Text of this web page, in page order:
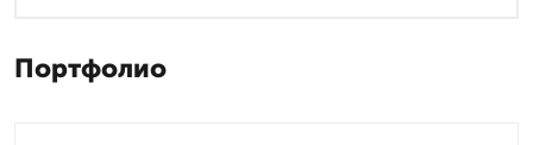
Портфолио